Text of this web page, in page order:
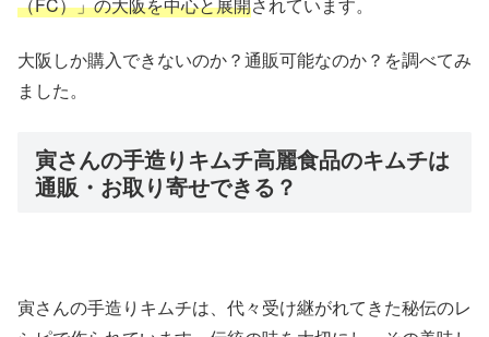
大阪しか購入できないのか？通販可能なのか？を調べてみ
ました。
寅さんの手造りキムチ高麗食品のキムチは
通販・お取り寄せできる？
寅さんの手造りキムチは、代々受け継がれてきた秘伝のレ